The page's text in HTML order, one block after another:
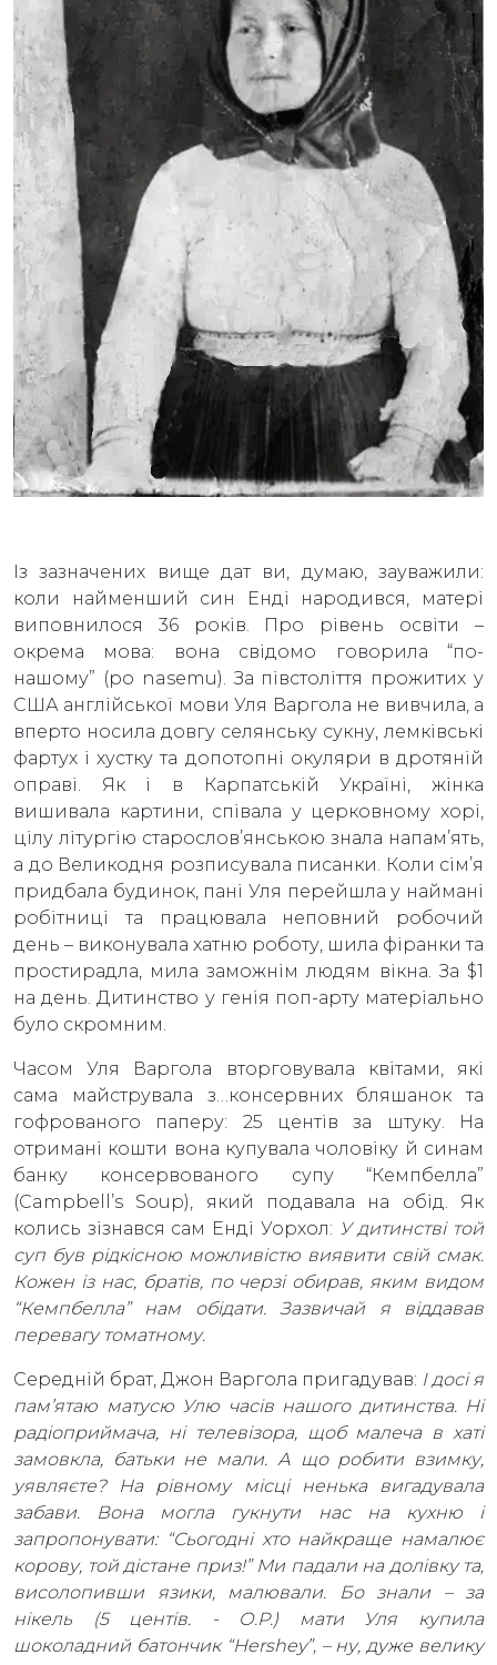
Із зазначених вище дат ви, думаю, зауважили:
коли найменший син Енді народився, матері
виповнилося 36 років. Про рівень освіти –
окрема мова: вона свідомо говорила “по-
нашому” (рo nasemu). За півстоліття прожитих у
США англійської мови Уля Варгола не вивчила, а
вперто носила довгу селянську сукну, лемківські
фартух і хустку та допотопні окуляри в дротяній
оправі. Як і в Карпатській Україні, жінка
вишивала картини, співала у церковному хорі,
цілу літургію старослов’янською знала напам’ять,
а до Великодня розписувала писанки. Коли сім’я
придбала будинок, пані Уля перейшла у наймані
робітниці та працювала неповний робочий
день – виконувала хатню роботу, шила фіранки та
простирадла, мила заможнім людям вікна. За $1
на день. Дитинство у генія поп-арту матеріально
було скромним.
Часом Уля Варгола вторговувала квітами, які
сама майструвала з…консервних бляшанок та
гофрованого паперу: 25 центів за штуку. На
отримані кошти вона купувала чоловіку й синам
банку консервованого супу “Кемпбелла”
(Campbell’s Soup), який подавала на обід. Як
колись зізнався сам Енді Уорхол: У дитинстві той
суп був рідкісною можливістю виявити свій смак.
Кожен із нас, братів, по черзі обирав, яким видом
“Кемпбелла” нам обідати. Зазвичай я віддавав
перевагу томатному.
Середній брат, Джон Варгола пригадував: І досі я
пам’ятаю матусю Улю часів нашого дитинства. Ні
радіоприймача, ні телевізора, щоб малеча в хаті
замовкла, батьки не мали. А що робити взимку,
уявляєте? На рівному місці ненька вигадувала
забави. Вона могла гукнути нас на кухню і
запропонувати: “Сьогодні хто найкраще намалює
корову, той дістане приз!” Ми падали на долівку та,
висолопивши язики, малювали. Бо знали – за
нікель (5 центів. - О.Р.) мати Уля купила
шоколадний батончик “Hershey”, – ну, дуже велику